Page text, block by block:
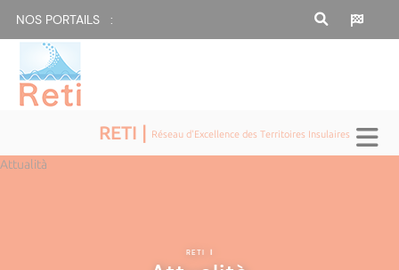
NOS PORTAILS :
RETI | Réseau d'Excellence des Territoires Insulaires
Attualità
RETI |